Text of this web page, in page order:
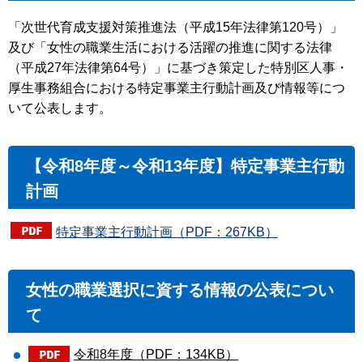
「次世代育成支援対策推進法（平成15年法律第120号）」
及び「女性の職業生活における活躍の推進に関する法律
（平成27年法律第64号）」に基づき策定した特別区人事・
厚生事務組合における特定事業主行動計画及び情報等につ
いて公表します。
【令和8年度～令和13年度】特定事業主行動
計画
特定事業主行動計画（PDF：267KB）
女性の職業選択に資する情報の公表につい
て
令和8年度（PDF：134KB）